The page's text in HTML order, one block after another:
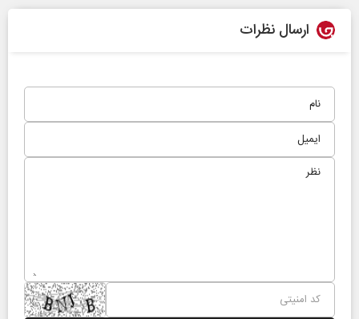
ارسال نظرات